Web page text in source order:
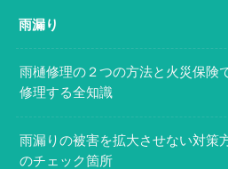
雨漏り
雨樋修理の２つの方法と火災保険
修理する全知識
雨漏りの被害を拡大させない対策
のチェック箇所